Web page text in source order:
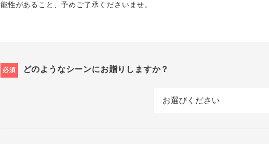
能性があること、予めご了承くださいませ。
必須 どのようなシーンにお贈りしますか？